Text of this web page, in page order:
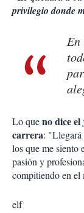
privilegio donde
En
Lo queno dice
carrera: "Llegará
los que me siento
pasión y
compitiendo en el
elf